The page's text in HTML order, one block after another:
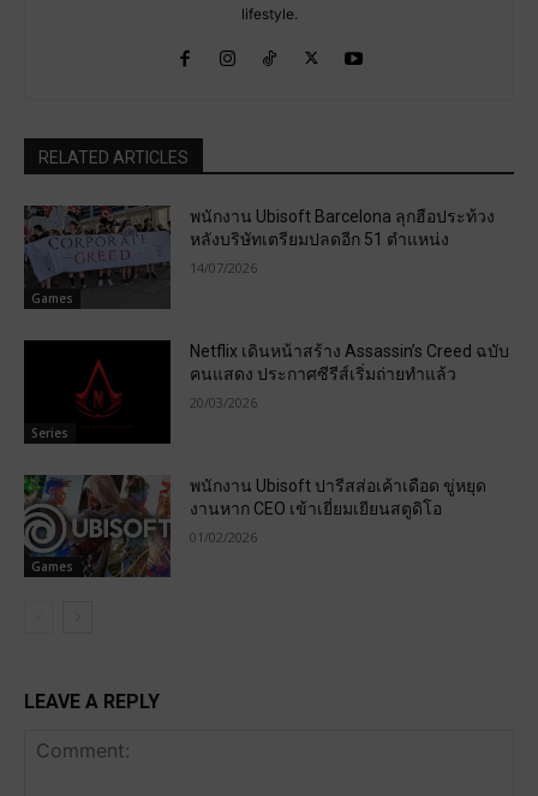
lifestyle.
RELATED ARTICLES
Games
พนักงาน Ubisoft Barcelona ลุกฮือประท้วง
หลังบริษัทเตรียมปลดอีก 51 ตำแหน่ง
14/07/2026
Series
Netflix เดินหน้าสร้าง Assassin’s Creed ฉบับ
คนแสดง ประกาศซีรีส์เริ่มถ่ายทำแล้ว
20/03/2026
Games
พนักงาน Ubisoft ปารีสส่อเค้าเดือด ขู่หยุด
งานหาก CEO เข้าเยี่ยมเยียนสตูดิโอ
01/02/2026
LEAVE A REPLY